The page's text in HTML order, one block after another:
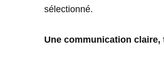
sélectionné.
Une communication claire,